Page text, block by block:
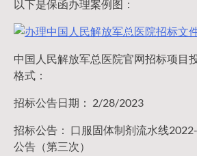
以下是保函办理案例图：
中国人民解放军总医院官网招标项目
格式：
招标公告日期： 2/28/2023
招标公告： 口服固体制剂流水线
公告（第三次）